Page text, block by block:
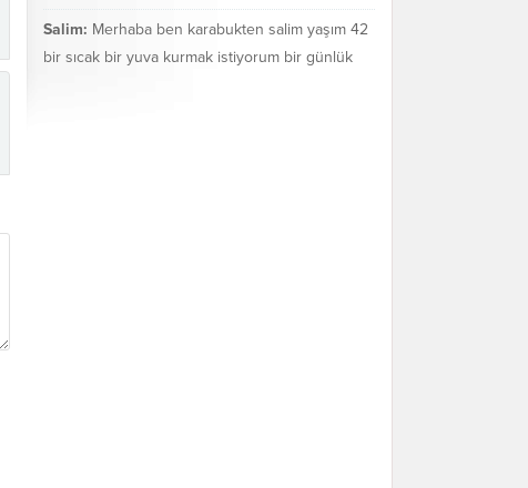
Salim: Merhaba ben karabukten salim yaşım 42
bir sıcak bir yuva kurmak istiyorum bir günlük